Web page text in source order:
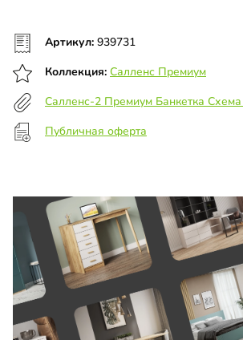
Артикул: 939731
Коллекция: Салленс Премиум
Салленс-2 Премиум Банкетка Схема
Публичная оферта